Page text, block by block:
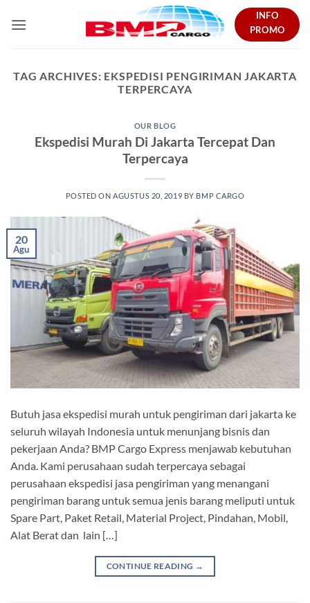
INFO
PROMO
TAG ARCHIVES: EKSPEDISI PENGIRIMAN JAKARTA
TERPERCAYA
OUR BLOG
Ekspedisi Murah Di Jakarta Tercepat Dan
Terpercaya
POSTED ON AGUSTUS 20, 2019 BY BMP CARGO
20
Agu
Butuh jasa ekspedisi murah untuk pengiriman dari jakarta ke
seluruh wilayah Indonesia untuk menunjang bisnis dan
pekerjaan Anda? BMP Cargo Express menjawab kebutuhan
Anda. Kami perusahaan sudah terpercaya sebagai
perusahaan ekspedisi jasa pengiriman yang menangani
pengiriman barang untuk semua jenis barang meliputi untuk
Spare Part, Paket Retail, Material Project, Pindahan, Mobil,
Alat Berat dan lain […]
CONTINUE READING →